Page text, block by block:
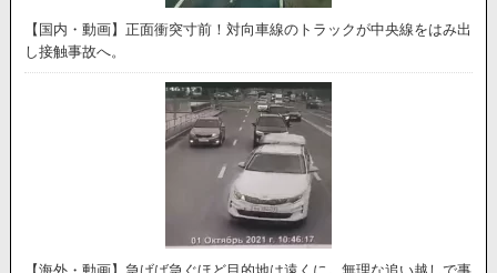
【国内・動画】正面衝突寸前！対向車線のトラックが中央線をはみ出
し接触事故へ。